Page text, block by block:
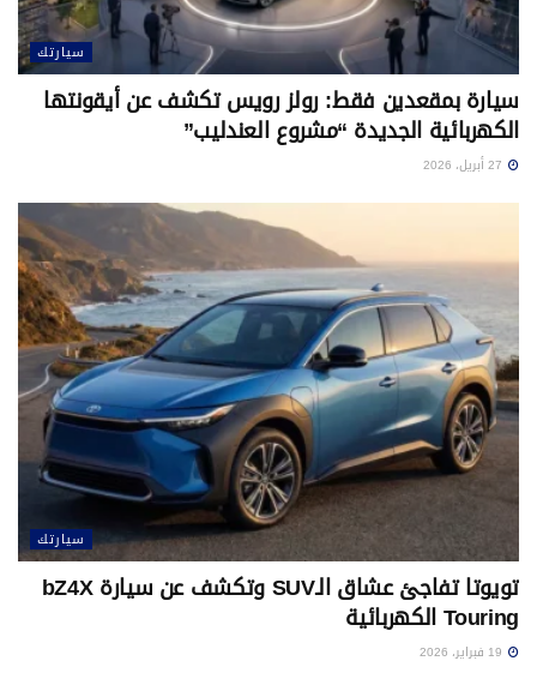
سيارتك
سيارة بمقعدين فقط: رولز رويس تكشف عن أيقونتها
الكهربائية الجديدة “مشروع العندليب”
سيارتك
تويوتا تفاجئ عشاق الـSUV وتكشف عن سيارة bZ4X
Touring الكهربائية